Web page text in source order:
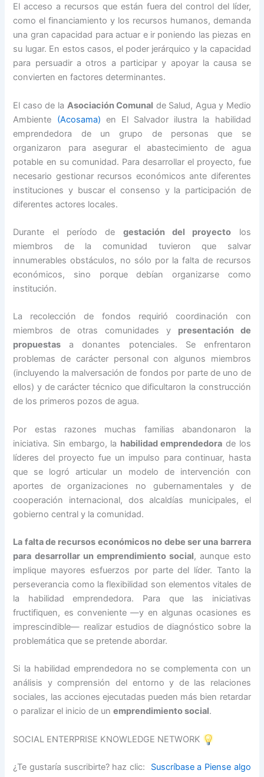
El acceso a recursos que están fuera del control del líder,
como el financiamiento y los recursos humanos, demanda
una gran capacidad para actuar e ir poniendo las piezas en
su lugar. En estos casos, el poder jerárquico y la capacidad
para persuadir a otros a participar y apoyar la causa se
convierten en factores determinantes.
El caso de la Asociación Comunal de Salud, Agua y Medio
Ambiente (Acosama) en El Salvador ilustra la habilidad
emprendedora de un grupo de personas que se
organizaron para asegurar el abastecimiento de agua
potable en su comunidad. Para desarrollar el proyecto, fue
necesario gestionar recursos económicos ante diferentes
instituciones y buscar el consenso y la participación de
diferentes actores locales.
Durante el período de gestación del proyecto los
miembros de la comunidad tuvieron que salvar
innumerables obstáculos, no sólo por la falta de recursos
económicos, sino porque debían organizarse como
institución.
La recolección de fondos requirió coordinación con
miembros de otras comunidades y presentación de
propuestas a donantes potenciales. Se enfrentaron
problemas de carácter personal con algunos miembros
(incluyendo la malversación de fondos por parte de uno de
ellos) y de carácter técnico que dificultaron la construcción
de los primeros pozos de agua.
Por estas razones muchas familias abandonaron la
iniciativa. Sin embargo, la habilidad emprendedora de los
líderes del proyecto fue un impulso para continuar, hasta
que se logró articular un modelo de intervención con
aportes de organizaciones no gubernamentales y de
cooperación internacional, dos alcaldías municipales, el
gobierno central y la comunidad.
La falta de recursos económicos no debe ser una barrera
para desarrollar un emprendimiento social, aunque esto
implique mayores esfuerzos por parte del líder. Tanto la
perseverancia como la flexibilidad son elementos vitales de
la habilidad emprendedora. Para que las iniciativas
fructifiquen, es conveniente —y en algunas ocasiones es
imprescindible— realizar estudios de diagnóstico sobre la
problemática que se pretende abordar.
Si la habilidad emprendedora no se complementa con un
análisis y comprensión del entorno y de las relaciones
sociales, las acciones ejecutadas pueden más bien retardar
o paralizar el inicio de unemprendimiento social.
SOCIAL ENTERPRISE KNOWLEDGE NETWORK
¿Te gustaría suscribirte? haz clic: Suscríbase a Piense algo